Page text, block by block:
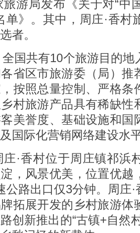
游局发布《关于对“中
单》。其中，周庄·香村
者。
国共有10个旅游目的
省区市旅游委（局）推
按照总量控制、严格条
村旅游产品具有稀缺性
美誉度、基础设施和国
国际化营销网络建设水
·香村位于周庄镇祁浜
，风景优美，位置优越
公路出口仅3分钟。周庄
拓展开发的乡村旅游体
创新推出的“古镇+自然